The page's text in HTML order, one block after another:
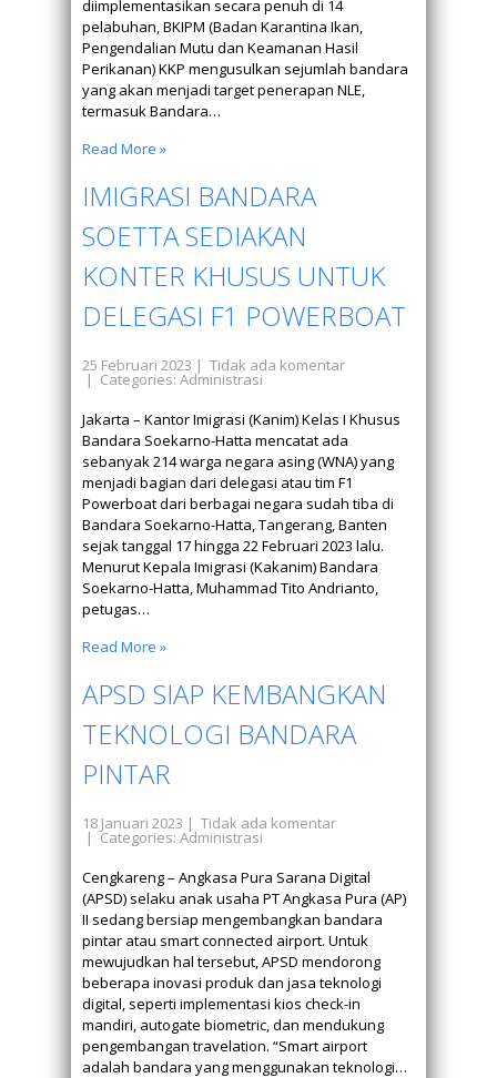
diimplementasikan secara penuh di 14
pelabuhan, BKIPM (Badan Karantina Ikan,
Pengendalian Mutu dan Keamanan Hasil
Perikanan) KKP mengusulkan sejumlah bandara
yang akan menjadi target penerapan NLE,
termasuk Bandara…
Read More »
IMIGRASI BANDARA
SOETTA SEDIAKAN
KONTER KHUSUS UNTUK
DELEGASI F1 POWERBOAT
25 Februari 2023 | Tidak ada komentar
| Categories: Administrasi
Jakarta – Kantor Imigrasi (Kanim) Kelas I Khusus
Bandara Soekarno-Hatta mencatat ada
sebanyak 214 warga negara asing (WNA) yang
menjadi bagian dari delegasi atau tim F1
Powerboat dari berbagai negara sudah tiba di
Bandara Soekarno-Hatta, Tangerang, Banten
sejak tanggal 17 hingga 22 Februari 2023 lalu.
Menurut Kepala Imigrasi (Kakanim) Bandara
Soekarno-Hatta, Muhammad Tito Andrianto,
petugas…
Read More »
APSD SIAP KEMBANGKAN
TEKNOLOGI BANDARA
PINTAR
18 Januari 2023 | Tidak ada komentar
| Categories: Administrasi
Cengkareng – Angkasa Pura Sarana Digital
(APSD) selaku anak usaha PT Angkasa Pura (AP)
II sedang bersiap mengembangkan bandara
pintar atau smart connected airport. Untuk
mewujudkan hal tersebut, APSD mendorong
beberapa inovasi produk dan jasa teknologi
digital, seperti implementasi kios check-in
mandiri, autogate biometric, dan mendukung
pengembangan travelation. “Smart airport
adalah bandara yang menggunakan teknologi…